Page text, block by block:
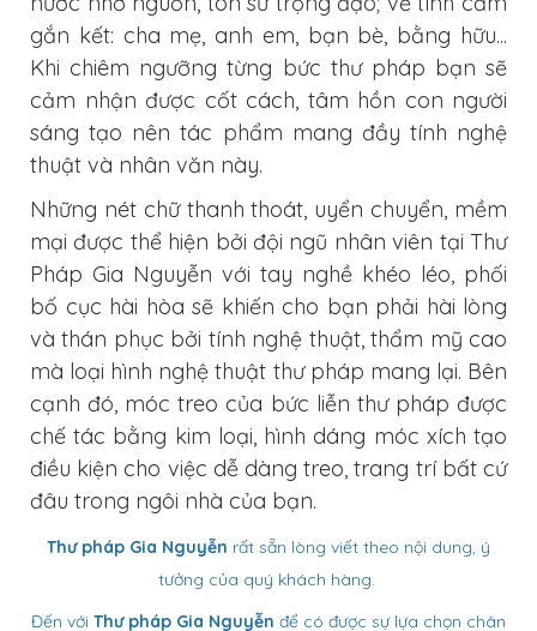
gắn kết: cha mẹ, anh em, bạn bè, bằng hữu...
Khi chiêm ngưỡng từng bức thư pháp bạn sẽ
cảm nhận được cốt cách, tâm hồn con người
sáng tạo nên tác phẩm mang đầy tính nghệ
thuật và nhân văn này.
Những nét chữ thanh thoát, uyển chuyển, mềm
mại được thể hiện bởi đội ngũ nhân viên tại Thư
Pháp Gia Nguyễn với tay nghề khéo léo, phối
bố cục hài hòa sẽ khiến cho bạn phải hài lòng
và thán phục bởi tính nghệ thuật, thẩm mỹ cao
mà loại hình nghệ thuật thư pháp mang lại. Bên
cạnh đó, móc treo của bức liễn thư pháp được
chế tác bằng kim loại, hình dáng móc xích tạo
điều kiện cho việc dễ dàng treo, trang trí bất cứ
đâu trong ngôi nhà của bạn.
Thư pháp Gia Nguyễn rất sẵn lòng viết theo nội dung, ý
tưởng của quý khách hàng.
Đến với Thư pháp Gia Nguyễn để có được sự lựa chọn chân